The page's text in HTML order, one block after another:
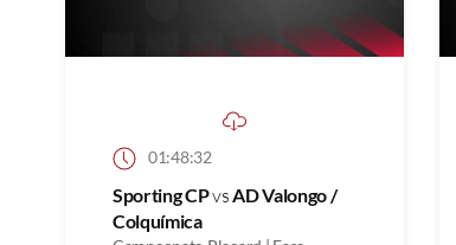
01:48:32
Sporting CPvsAD Valongo /
Colquímica